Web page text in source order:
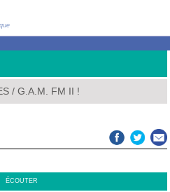
/ G.A.M. FM II !
ÉCOUTER